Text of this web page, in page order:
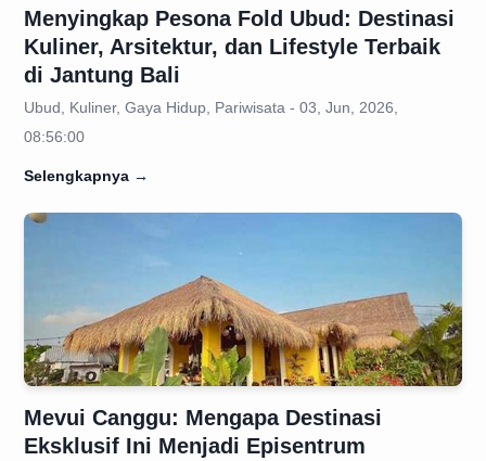
Menyingkap Pesona Fold Ubud: Destinasi
Kuliner, Arsitektur, dan Lifestyle Terbaik
di Jantung Bali
Ubud, Kuliner, Gaya Hidup, Pariwisata - 03, Jun, 2026,
08:56:00
Selengkapnya →
Mevui Canggu: Mengapa Destinasi
Eksklusif Ini Menjadi Episentrum